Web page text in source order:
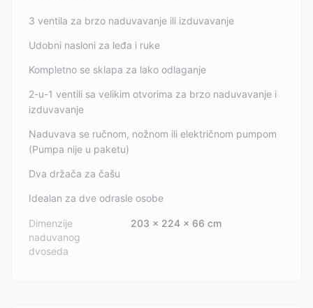
3 ventila za brzo naduvavanje ili izduvavanje
Udobni nasloni za leđa i ruke
Kompletno se sklapa za lako odlaganje
2-u-1 ventili sa velikim otvorima za brzo naduvavanje i
izduvavanje
Naduvava se ručnom, nožnom ili električnom pumpom
(Pumpa nije u paketu)
Dva držača za čašu
Idealan za dve odrasle osobe
Dimenzije
naduvanog
dvoseda
203 x 224 x 66 cm